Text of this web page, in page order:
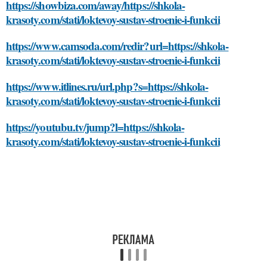
https://showbiza.com/away/https://shkola-
krasoty.com/stati/loktevoy-sustav-stroenie-i-funkcii
https://www.camsoda.com/redir?url=https://shkola-
krasoty.com/stati/loktevoy-sustav-stroenie-i-funkcii
https://www.itlines.ru/url.php?s=https://shkola-
krasoty.com/stati/loktevoy-sustav-stroenie-i-funkcii
https://youtubu.tv/jump?l=https://shkola-
krasoty.com/stati/loktevoy-sustav-stroenie-i-funkcii